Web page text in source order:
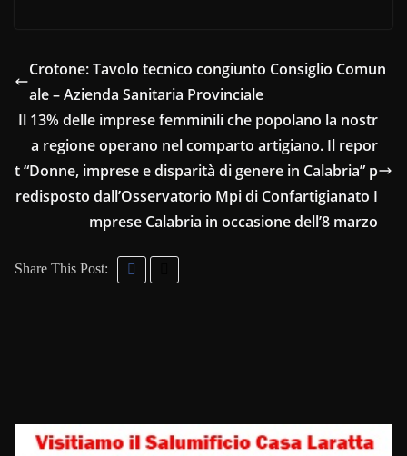
Crotone: Tavolo tecnico congiunto Consiglio Comun
ale – Azienda Sanitaria Provinciale
Il 13% delle imprese femminili che popolano la nostr
a regione operano nel comparto artigiano. Il repor
t “Donne, imprese e disparità di genere in Calabria” p
redisposto dall’Osservatorio Mpi di Confartigianato I
mprese Calabria in occasione dell’8 marzo
Share This Post: